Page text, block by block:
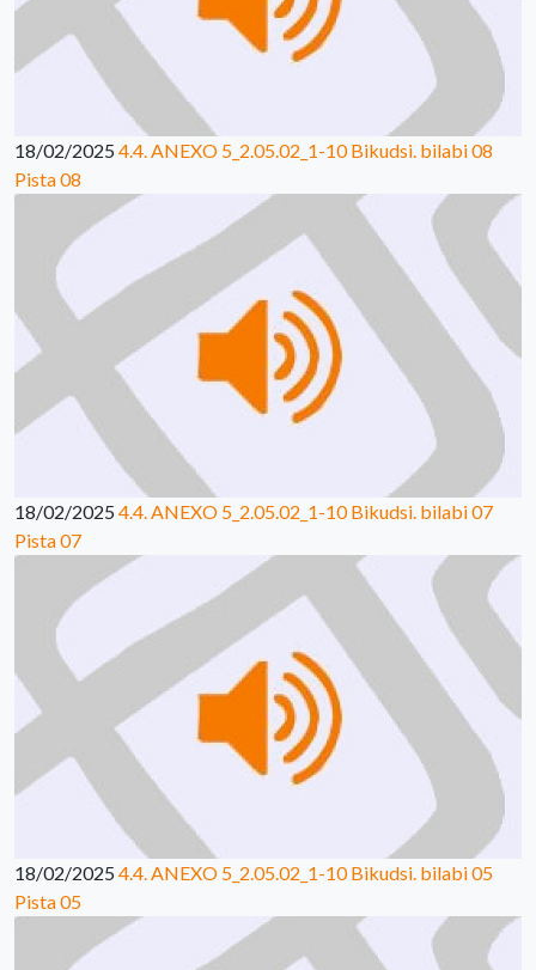
18/02/20254.4. ANEXO 5_2.05.02_1-10 Bikudsi. bilabi 08
Pista 08
18/02/20254.4. ANEXO 5_2.05.02_1-10 Bikudsi. bilabi 07
Pista 07
18/02/20254.4. ANEXO 5_2.05.02_1-10 Bikudsi. bilabi 05
Pista 05